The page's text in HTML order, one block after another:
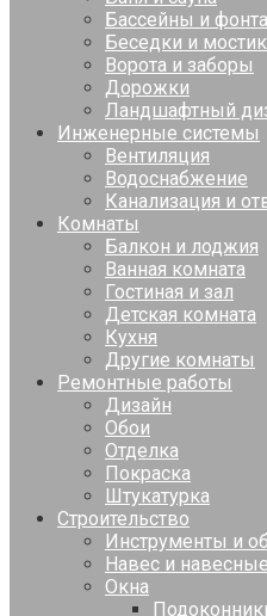
Бассейны и
Беседки и
Ворота и заборы
Дорожки
Ландшафтный
Инженерные системы
Вентиляция
Водоснабжение
Канализация и
Комнаты
Балкон и лоджия
Ванная комната
Гостиная и зал
Детская комната
Кухня
Другие комнаты
Ремонтные работы
Дизайн
Обои
Отделка
Покраска
Штукатурка
Строительство
Инструменты и
Навес и
Окна